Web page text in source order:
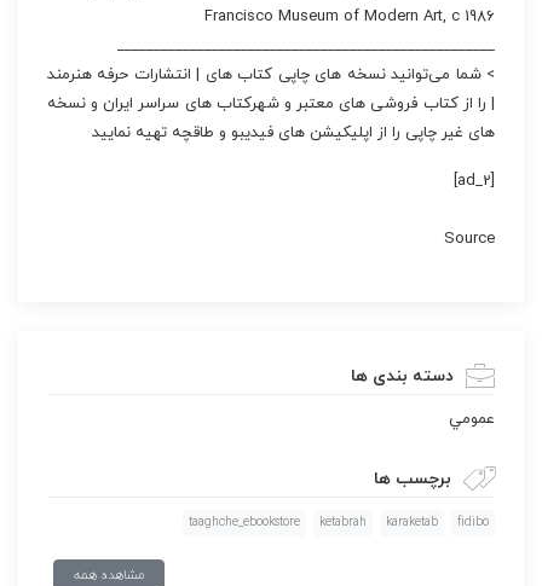
Francisco Museum of Modern Art, c 1986
____________________________________________________
> شما می‌توانید نسخه های چاپی کتاب های | انتشارات حرفه هنرمند
| را از کتاب فروشی های معتبر و شهرکتاب های سراسر ایران و نسخه
های غیر چاپی را از اپلیکیشن های فیدیبو و طاقچه تهیه نمایید
[ad_2]
Source
دسته بندی ها
عمومي
برچسب ها
fidibo
karaketab
ketabrah
taaghche_ebookstore
مشاهده همه